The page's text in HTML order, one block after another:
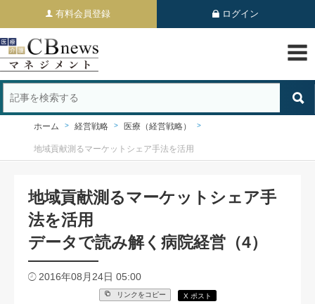
有料会員登録 ログイン
ホーム 経営戦略 医療（経営戦略）
地域貢献測るマーケットシェア手法を活用
地域貢献測るマーケットシェア手
法を活用
データで読み解く病院経営（4）
2016年08月24日 05:00
リンクをコピー X ポスト